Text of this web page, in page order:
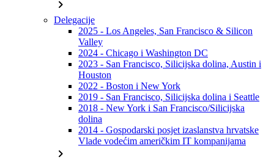
chevron_right
Delegacije
2025 - Los Angeles, San Francisco & Silicon
Valley
2024 - Chicago i Washington DC
2023 - San Francisco, Silicijska dolina, Austin i
Houston
2022 - Boston i New York
2019 - San Francisco, Silicijska dolina i Seattle
2018 - New York i San Francisco/Silicijska
dolina
2014 - Gospodarski posjet izaslanstva hrvatske
Vlade vodećim američkim IT kompanijama
chevron_right